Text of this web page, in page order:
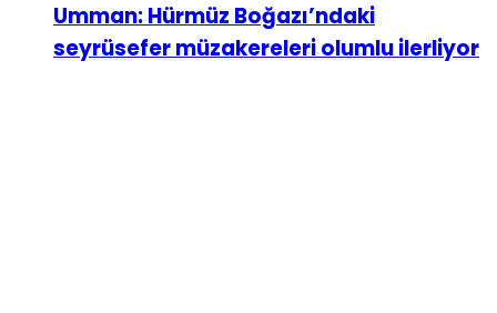
Umman: Hürmüz Boğazı’ndaki
seyrüsefer müzakereleri olumlu ilerliyor